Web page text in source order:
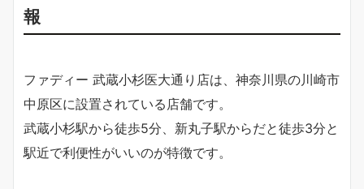
報
ファディー 武蔵小杉医大通り店は、神奈川県の川崎市
中原区に設置されている店舗です。
武蔵小杉駅から徒歩5分、新丸子駅からだと徒歩3分と
駅近で利便性がいいのが特徴です。